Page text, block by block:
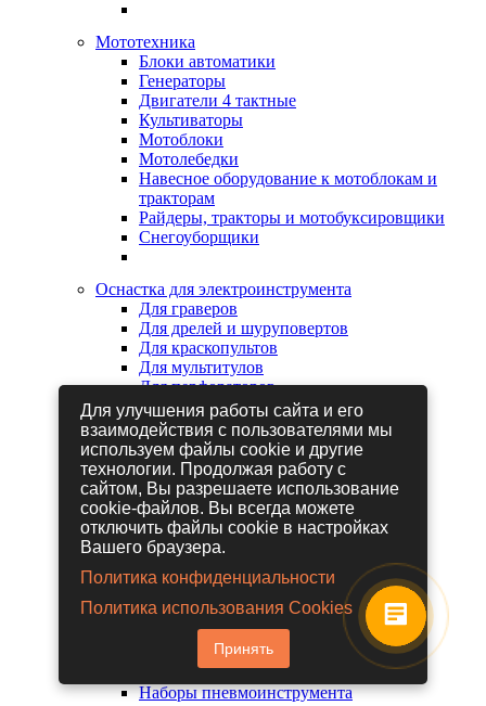
Мототехника
Блоки автоматики
Генераторы
Двигатели 4 тактные
Культиваторы
Мотоблоки
Мотолебедки
Навесное оборудование к мотоблокам и
тракторам
Райдеры, тракторы и мотобуксировщики
Снегоуборщики
Оснастка для электроинструмента
Для граверов
Для дрелей и шуруповертов
Для краскопультов
Для мультитулов
Для перфораторов
Для сабельных пил
Для строительных фенов
Для фрезеров
Для шлифовальных машин
Для электрических лобзиков
Для электрических ножниц
Для электрических пил
Для электрических рубанков
Гайковерты пневматические
Дрели пневматические
Другие пневмоинструменты
Заклепочники пневматические
Наборы пневмоинструмента
Для улучшения работы сайта и его
взаимодействия с пользователями мы
используем файлы cookie и другие
технологии. Продолжая работу с
сайтом, Вы разрешаете использование
cookie-файлов. Вы всегда можете
отключить файлы cookie в настройках
Вашего браузера.
Политика конфиденциальности
Политика использования Cookies
Принять